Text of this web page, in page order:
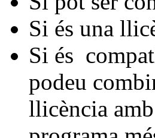
Si és una
Si és
podeu
llicència